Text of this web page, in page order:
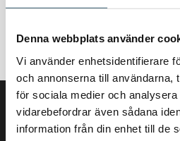
Denna webbplats använder
Vi använder enhetsidentifierare
och annonserna till användarna,
för sociala medier och
vidarebefordrar även sådana
information från din enhet till de
Inga produkter hittades som